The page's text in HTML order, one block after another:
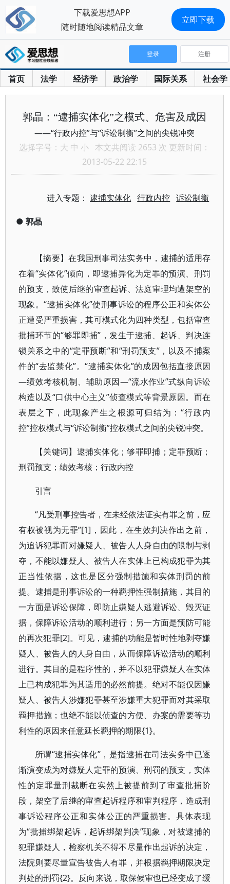
首页 法学 经济学 政治学 国际关系 社会学
登录 注册
郭晶：“逮捕实体化”之模式、危害及成因
——“行政内控”与“诉讼制衡”之间的尖锐冲突
选择字号： 大 中 小 本文共阅读 2653 次 更新时间：
2013-05-22 22:15
进入专题：逮捕实体化 行政内控 诉讼制衡
● 郭晶
【摘要】在我国刑事司法实务中，逮捕的适用存
在着“实体化”倾向，即逮捕异化为定罪的预演、刑罚
的预支，致使后继的审查起诉、法庭审理均遭架空的
现象。“逮捕实体化”使刑事诉讼的程序公正和实体公
正遭受严重损害，其可模式化为四种类型，包括审查
批捕环节的“够罪即捕”，发生于逮捕、起诉、判决连
锁关系之中的“定罪预断”和“刑罚预支”，以及不捕案
件的“去监禁化”。“逮捕实体化”的成因包括直接原因
—绩效考核机制、辅助原因—“流水作业”式纵向诉讼
构造以及“口供中心主义”侦查模式等背景原因。而在
表层之下，此现象产生之根源可归结为：“行政内
控”控权模式与“诉讼制衡”控权模式之间的尖锐冲突。
【关键词】逮捕实体化；够罪即捕；定罪预断；
刑罚预支；绩效考核；行政内控
引言
“凡受刑事控告者，在未经依法证实有罪之前，应
有权被视为无罪”[1]，因此，在生效判决作出之前，
为追诉犯罪而对嫌疑人、被告人人身自由的限制与剥
夺，不能以嫌疑人、被告人在实体上已构成犯罪为其
正当性依据，这也是区分强制措施和实体刑罚的前
提。逮捕是刑事诉讼的一种羁押性强制措施，其目的
一方面是诉讼保障，即防止嫌疑人逃避诉讼、毁灭证
据，保障诉讼活动的顺利进行；另一方面是预防可能
的再次犯罪[2]。可见，逮捕的功能是暂时性地剥夺嫌
疑人、被告人的人身自由，从而保障诉讼活动的顺利
进行。其目的是程序性的，并不以犯罪嫌疑人在实体
上已构成犯罪为其适用的必然前提。绝对不能仅因嫌
疑人、被告人涉嫌犯罪甚至涉嫌重大犯罪而对其采取
羁押措施；也绝不能以侦查的方便、办案的需要等功
利性的原因来任意延长羁押的期限{1}。
所谓“逮捕实体化”，是指逮捕在司法实务中已逐
渐演变成为对嫌疑人定罪的预演、刑罚的预支，实体
性的定罪量刑裁断在实然上被提前到了审查批捕阶
段，架空了后继的审查起诉程序和审判程序，造成刑
事诉讼程序公正和实体公正的严重损害。具体表现
为“批捕绑架起诉，起诉绑架判决”现象，对被逮捕的
犯罪嫌疑人，检察机关不得不尽量作出起诉的决定，
法院则要尽量宣告被告人有罪，并根据羁押期限决定
判处的刑罚{2}。反向来说，取保候审也已经变成了缓
下载爱思想APP
随时随地阅读精品文章
立即下载